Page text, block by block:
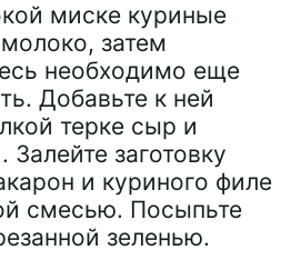
миске куриные
затем
необходимо еще
Добавьте к ней
терке сыр и
Залейте заготовку
и куриного филе
смесью. Посыпьте
зеленью.